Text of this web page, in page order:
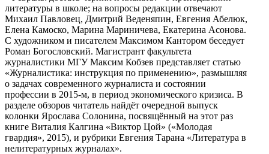
литературы в школе; на вопросы редакции отвечают
Михаил Павловец, Дмитрий Веденяпин, Евгения Абелюк,
Елена Камоско, Марина Мариничева, Екатерина Асонова.
С художником и писателем Максимом Кантором беседует
Роман Богословский. Магистрант факультета
журналистики МГУ Максим Кобзев представляет статью
«Журналистика: инструкция по применению», размышляя
о задачах современного журналиста и состоянии
профессии в 2015-м, в период экономического кризиса. В
разделе обзоров читатель найдёт очередной выпуск
колонки Ярослава Солонина, посвящённый на этот раз
книге Виталия Калгина «Виктор Цой» («Молодая
гвардия», 2015), и рубрики Евгения Тарана «Литература в
нелитературных журналах».